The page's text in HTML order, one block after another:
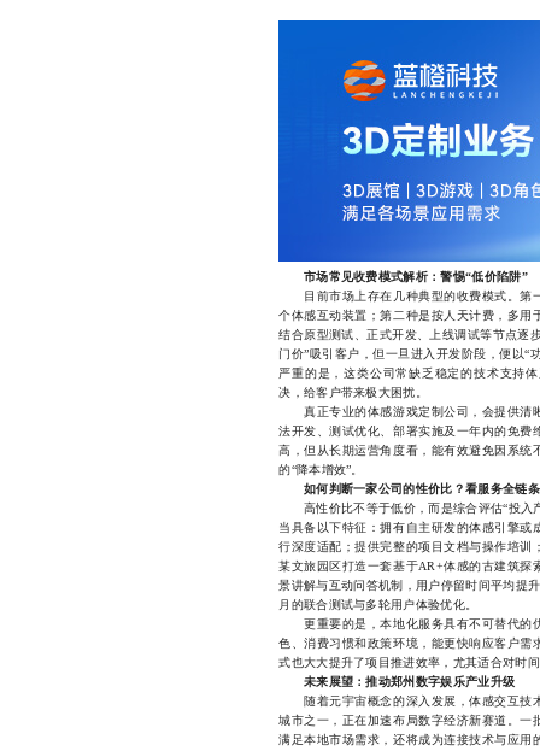
市场常见收费模式解析：警惕“低价陷阱”
目前市场上存在几种典型的收费模式。第
个体感互动装置；第二种是按人天计费，多
结合原型测试、正式开发、上线调试等节点逐
门价”吸引客户，但一旦进入开发阶段，便以“
严重的是，这类公司常缺乏稳定的技术支持
决，给客户带来极大困扰。
真正专业的体感游戏定制公司，会提供清
法开发、测试优化、部署实施及一年内的免
高，但从长期运营角度看，能有效避免因系
的“降本增效”。
如何判断一家公司的性价比？看服务全链条
高性价比不等于低价，而是综合评估“投入
当具备以下特征：拥有自主研发的体感引擎
行深度适配；提供完整的项目文档与操作培
某文旅园区打造一套基于AR+体感的古建筑
景讲解与互动问答机制，用户停留时间平均提
月的联合测试与多轮用户体验优化。
更重要的是，本地化服务具有不可替代的
色、消费习惯和政策环境，能更快响应客户
式也大大提升了项目推进效率，尤其适合对时
未来展望：推动郑州数字娱乐产业升级
随着元宇宙概念的深入发展，体感交互技
城市之一，正在加速布局数字经济新赛道。
满足本地市场需求，还将成为连接技术与应